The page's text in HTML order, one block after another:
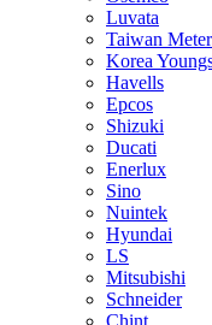
Luvata
Taiwan
Korea
Havells
Epcos
Shizuki
Ducati
Enerlux
Sino
Nuintek
Hyundai
LS
Mitsubishi
Schneider
Chint